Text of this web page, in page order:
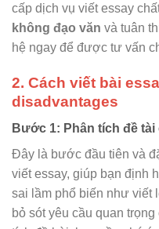
cấp dịch vụ viết essay
không đạo văn và tuân
hệ ngay để được tư vấn
2. Cách viết bài
disadvantages
Bước 1: Phân tích đề tài
Đây là bước đầu tiên và
viết essay, giúp bạn định
sai lầm phổ biến như viết
bỏ sót yêu cầu quan